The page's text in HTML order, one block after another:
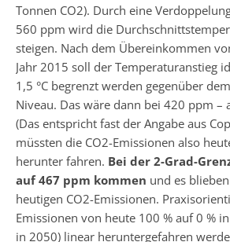
Tonnen CO2). Durch eine
560 ppm wird die
steigen. Nach dem Übereinkommen
Jahr 2015 soll der Temperaturanstieg
1,5 °C begrenzt werden gegenüber
Niveau. Das wäre dann bei 420 ppm –
(Das entspricht fast der Angabe aus
müssten die CO2-Emissionen also
herunter fahren. Bei der 2-Grad-
auf 467 ppm kommen und es
heutigen CO2-Emissionen.
Emissionen von heute 100 % auf 0 %
in 2050) linear heruntergefahren